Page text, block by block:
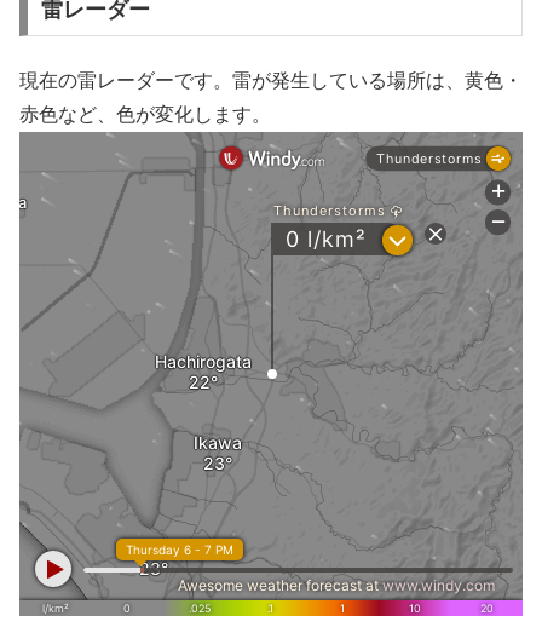
雷レーダー
現在の雷レーダーです。雷が発生している場所は、黄色・
赤色など、色が変化します。